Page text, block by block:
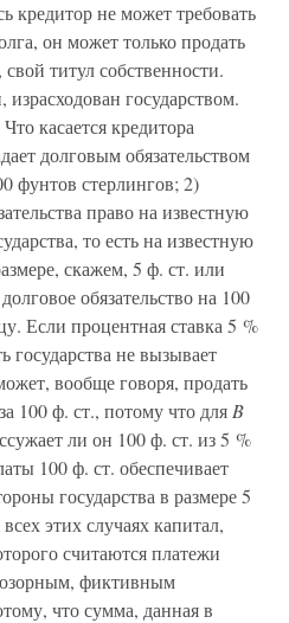
кредитор не может требовать
он может только продать
титул собственности.
государством.
касается кредитора
долговым обязательством
фунтов стерлингов; 2)
право на известную
то есть на известную
скажем, 5 ф. ст. или
обязательство на 100
Если процентная ставка 5 %
государства не вызывает
вообще говоря, продать
за 100 ф. ст., потому что для B
ли он 100 ф. ст. из 5 %
100 ф. ст. обеспечивает
государства в размере 5
этих случаях капитал,
считаются платежи
фиктивным
что сумма, данная в